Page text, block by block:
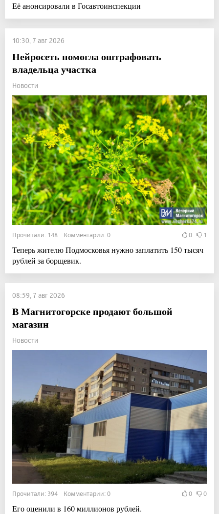
Её анонсировали в Госавтоинспекции
10:30, 7 авг 2026
Нейросеть помогла оштрафовать
владельца участка
Новости
Прочитали: 148 Комментарии: 0 0 1
Теперь жителю Подмосковья нужно заплатить 150 тысяч
рублей за борщевик.
08:59, 7 авг 2026
В Магнитогорске продают большой
магазин
Новости
Прочитали: 394 Комментарии: 0 0 0
Его оценили в 160 миллионов рублей.